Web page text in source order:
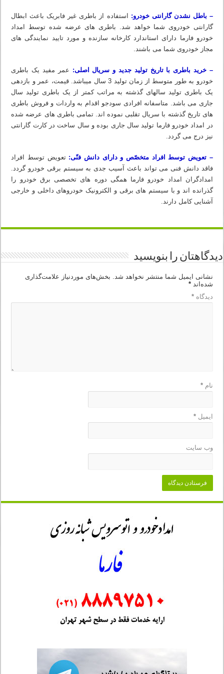
– باطل نشدن گارانتی خودرو: استفاده از باطری غیر فابریک باعث ابطال
گارانتی خودروی شما خواهد شد. باطری های عرضه شده توسط امداد
خودرو فارما دارای استاندارد کارخانه سازنده و مورد تایید نمایندگی های
مجاز خودروی شما می باشند.
– خرید باطری با تاریخ تولید جدید و سریال اصلی: عمر مفید یک باطری
خودرو به طور متوسط از زمان تولید 3 سال میباشد. قیمت، عمر و بازدهی
یک باطری تولید سالهای گذشته به مراتب کمتر از یک باطری تولید سال
جاری می باشد. متاسفانه افرادی سودجو اقدام به واردات و فروش باطری
های تاریخ گذشته با سریال تقلبی نموده اند. تمامی باطری های عرضه شده
در امداد خودرو فارما تولید سال جاری بوده و سال ساخت در کارت گارانتی
نیز درج می گردد.
– تعویض توسط افراد متخصّص و دارای دانش فنّی: تعویض توسط افراد
فاقد دانش فنی می تواند باعث آسیب جدی به سیستم برقی خودرو گردد.
امدادگران امداد خودرو فارما همگی دوره های تخصصی برق خودرو را
گذرانده اند و با سیستم های برقی و الکترونیک خودروهای داخلی و خارجی
آشنایی کامل دارند.
دیدگاهتان را بنویسید
نشانی ایمیل شما منتشر نخواهد شد. بخش‌های موردنیاز علامت‌گذاری
شده‌اند*
دیدگاه*
نام*
ایمیل*
وب‌ سایت